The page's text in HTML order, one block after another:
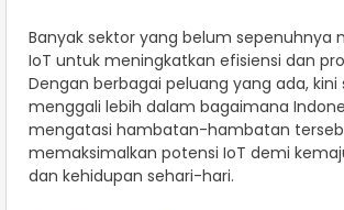
Banyak sektor yang belum sepenuhnya
IoT untuk meningkatkan efisiensi dan
Dengan berbagai peluang yang ada,
menggali lebih dalam bagaimana
mengatasi hambatan-hambatan
memaksimalkan potensi IoT demi
dan kehidupan sehari-hari.